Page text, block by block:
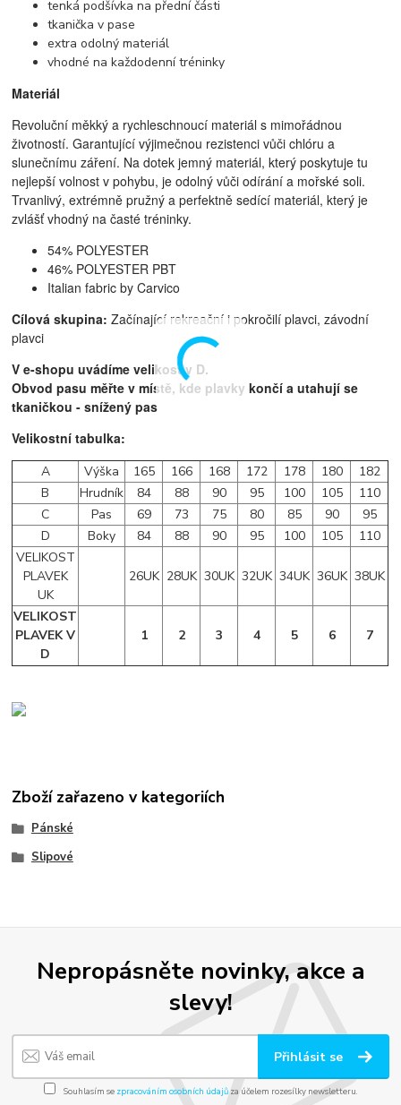
tenká podšívka na přední části
tkanička v pase
extra odolný materiál
vhodné na každodenní tréninky
Materiál
Revoluční měkký a rychleschnoucí materiál s mimořádnou
životností. Garantující výjimečnou rezistenci vůči chlóru a
slunečnímu záření. Na dotek jemný materiál, který poskytuje tu
nejlepší volnost v pohybu, je odolný vůči odírání a mořské soli.
Trvanlivý, extrémně pružný a perfektně sedící materiál, který je
zvlášť vhodný na časté tréninky.
54% POLYESTER
46% POLYESTER PBT
Italian fabric by Carvico
Cílová skupina:Začínající rekreační i pokročilí plavci, závodní
plavci
V e-shopu uvádíme velikost v D.
Obvod pasu měřte v místě, kde plavky končí a utahují se
tkaničkou - snížený pas
Velikostní tabulka:
A Výška 165 166 168 172 178 180
182
B
Hrudník 84 88 90 95 100 105
110
C
Pas 69 73 75 80 85 90
95
D
Boky 84 88 90 95 100 105
110
VELIKOST
PLAVEK
UK
26UK 28UK 30UK 32UK 34UK 36UK 38UK
VELIKOST
PLAVEK V
D
1 2 3 4 5 6 7
Zboží zařazeno v kategoriích
Pánské
Slipové
Nepropásněte novinky, akce a
slevy!
Přihlásit se
Souhlasím se zpracováním osobních údajůza účelem rozesílky newsletteru.